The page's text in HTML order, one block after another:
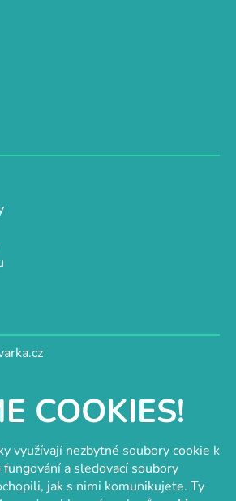
COOKIES!
využívají nezbytné soubory cookie k
a sledovací soubory
jak s nimi komunikujete. Ty
a komponentyTvořit je radost